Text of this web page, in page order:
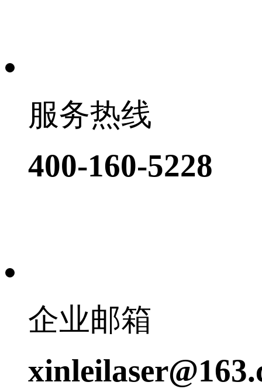
服务热线
400-160-5228
企业邮箱